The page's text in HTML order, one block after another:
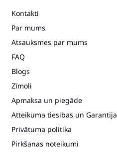
Kontakti
Par mums
Atsauksmes par mums
FAQ
Blogs
Zīmoli
Apmaksa un piegāde
Atteikuma tiesibas un Garantija
Privātuma politika
Pirkšanas noteikumi